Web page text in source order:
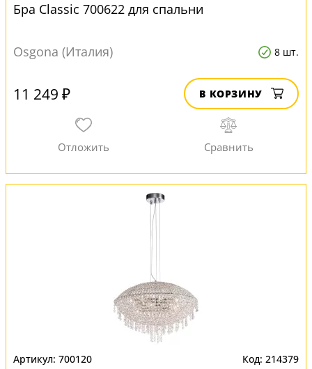
Бра Classic 700622 для спальни
Osgona (Италия) 8 шт.
11 249 ₽ В КОРЗИНУ
700120 214379